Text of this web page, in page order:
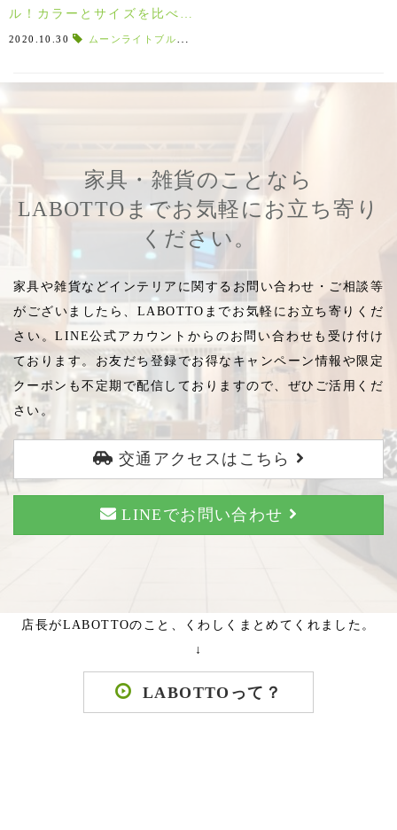
ル！カラーとサイズを比べて
みた♪使い勝手が良いのはどっ
2020.10.30 ムーンライトブルー
家具・雑貨のことなら
LABOTTOまでお気軽にお立ち寄り
ください。
家具や雑貨などインテリアに関するお問い合わせ・ご相談等
がございましたら、LABOTTOまでお気軽にお立ち寄りくだ
さい。LINE公式アカウントからのお問い合わせも受け付け
ております。お友だち登録でお得なキャンペーン情報や限定
クーポンも不定期で配信しておりますので、ぜひご活用くだ
さい。
交通アクセスはこちら
LINEでお問い合わせ
店長がLABOTTOのこと、くわしくまとめてくれました。
↓
LABOTTOって？